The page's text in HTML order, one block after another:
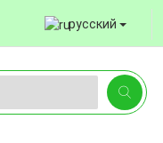
русский